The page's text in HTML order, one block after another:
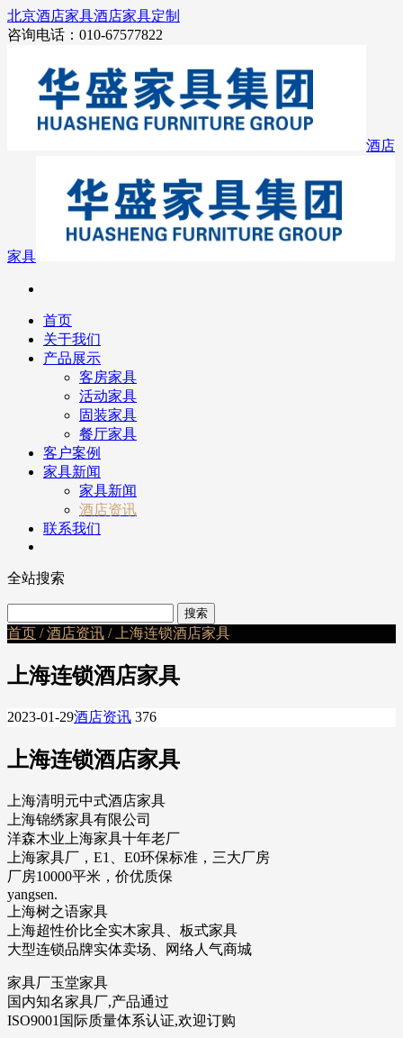
北京酒店家具酒店家具定制
咨询电话：010-67577822
酒店
家具
首页
关于我们
产品展示
客房家具
活动家具
固装家具
餐厅家具
客户案例
家具新闻
家具新闻
酒店资讯
联系我们
全站搜索
首页 /酒店资讯 / 上海连锁酒店家具
上海连锁酒店家具
2023-01-29酒店资讯 376
上海连锁酒店家具
上海清明元中式酒店家具
上海锦绣家具有限公司
洋森木业上海家具十年老厂
上海家具厂，E1、E0环保标准，三大厂房
厂房10000平米，价优质保
yangsen.
上海树之语家具
上海超性价比全实木家具、板式家具
大型连锁品牌实体卖场、网络人气商城
家具厂玉堂家具
国内知名家具厂,产品通过
ISO9001国际质量体系认证,欢迎订购